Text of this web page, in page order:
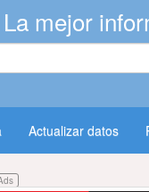
La mejor
Actualizar datos